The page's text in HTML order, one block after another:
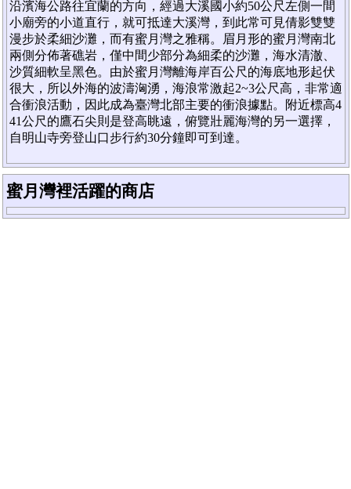
沿濱海公路往宜蘭的方向，經過大溪國小約50公尺左側一間
小廟旁的小道直行，就可抵達大溪灣，到此常可見倩影雙雙
漫步於柔細沙灘，而有蜜月灣之雅稱。眉月形的蜜月灣南北
兩側分佈著礁岩，僅中間少部分為細柔的沙灘，海水清澈、
沙質細軟呈黑色。由於蜜月灣離海岸百公尺的海底地形起伏
很大，所以外海的波濤洶湧，海浪常激起2~3公尺高，非常適
合衝浪活動，因此成為臺灣北部主要的衝浪據點。附近標高4
41公尺的鷹石尖則是登高眺遠，俯覽壯麗海灣的另一選擇，
自明山寺旁登山口步行約30分鐘即可到達。
蜜月灣裡活躍的商店